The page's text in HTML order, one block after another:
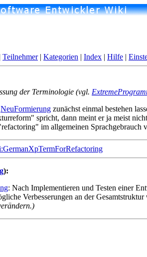
Teilnehmer| Kategorien | Index | Hilfe |
der Terminologie (vgl.
NeuFormierung zunächst einmal bestehen
spricht, dann meint er ja meist
im allgemeinen Sprachgebrauch
):
: Nach Implementieren und Testen einer
Verbesserungen an der